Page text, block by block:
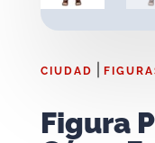
CIUDAD
Figura